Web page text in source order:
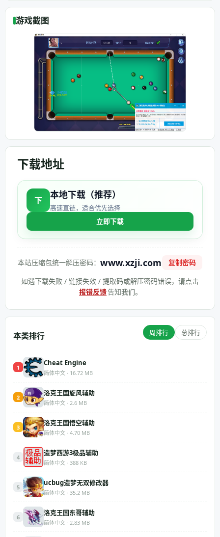
游戏截图
下载地址
下
本地下载（推荐）
高速直链，适合优先选择
立即下载
本站压缩包统一解压密码：www.xzji.com
复制密码
如遇下载失败 / 链接失效 / 提取码或解压密码错误，请点击
报错反馈告知我们。
本类排行 周排行 总排行
1
Cheat Engine
简体中文 · 16.72 MB
2
洛克王国旋风辅助
简体中文 · 2.6 MB
3
洛克王国悟空辅助
简体中文 · 4.70 MB
4
造梦西游3极品辅助
简体中文 · 388 KB
5
ucbug造梦无双修改器
简体中文 · 35.2 MB
6
洛克王国东哥辅助
简体中文 · 2.83 MB